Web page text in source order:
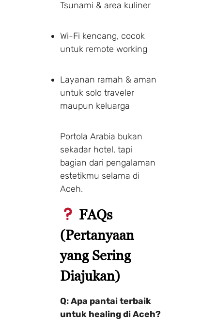
Tsunami & area kuliner
Wi-Fi kencang, cocok
untuk remote working
Layanan ramah & aman
untuk solo traveler
maupun keluarga
Portola Arabia bukan
sekadar hotel, tapi
bagian dari pengalaman
estetikmu selama di
Aceh.
FAQs
(Pertanyaan
yang Sering
Diajukan)
Q: Apa pantai terbaik
untuk healing di Aceh?
Make a Booking
1 Room